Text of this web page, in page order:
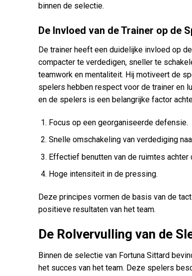
binnen de selectie.
De Invloed van de Trainer op de
De trainer heeft een duidelijke invloed op
compacter te verdedigen, sneller te
teamwork en mentaliteit. Hij motiveert de
spelers hebben respect voor de trainer en
en de spelers is een belangrijke factor
Focus op een georganiseerde defensie.
Snelle omschakeling van verdediging
Effectief benutten van de ruimtes achter
Hoge intensiteit in de pressing.
Deze principes vormen de basis van de
positieve resultaten van het team.
De Rolvervulling van de
Binnen de selectie van Fortuna Sittard
het succes van het team. Deze spelers